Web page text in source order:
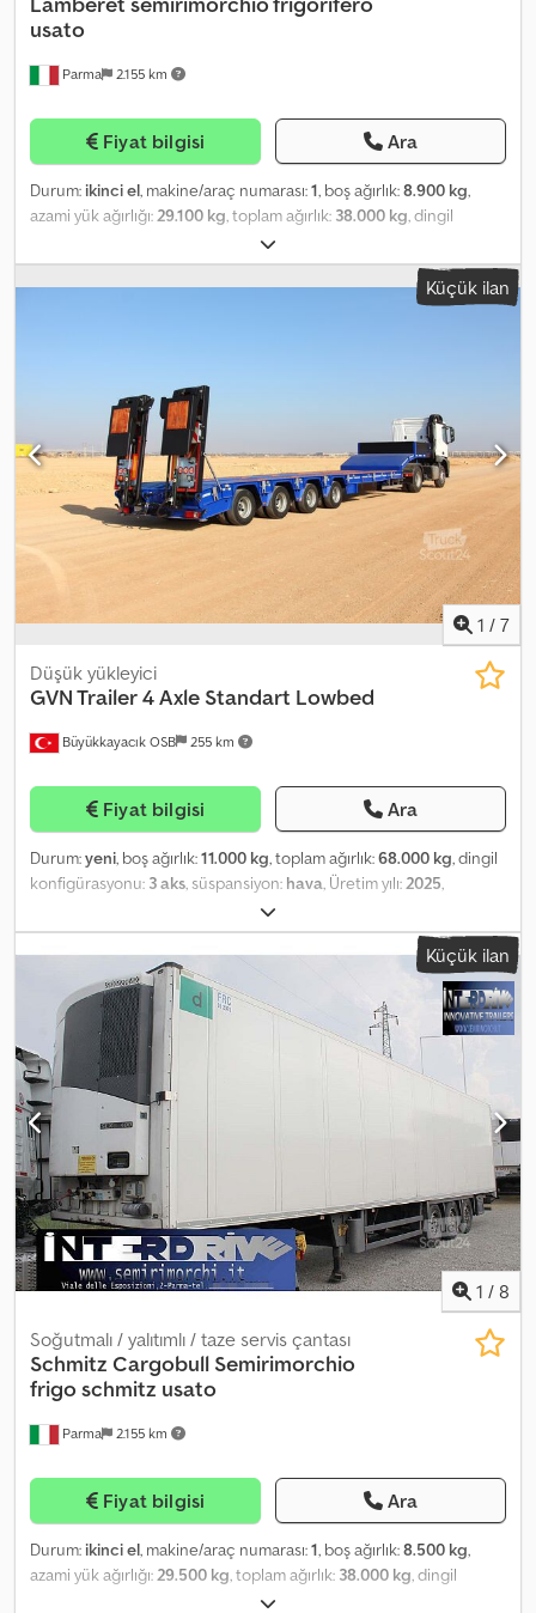
Parma 2.155 km
usato
Fiyat bilgisi Ara
Durum: ikinci el, makine/araç numarası:1, boş ağırlık:8.900 kg,
azami yük ağırlığı:29.100 kg, toplam ağırlık: 38.000 kg, dingil
, ilk tescil:09/2016
(TÜV):07/2023, yükleme alanı uzunluğu:13.650 mm, yükleme alanı
genişliği:2.470 mm, yükleme alanı yüksekliği:2.650 mm
freni a disco BPW, furgonatura isotermica Lamberet con doppia
cremagliera interna, paratia interna regolabile, portellone
posteriore avvolgibile pneumatico, pavimento in alluminio, altezza
interna 2,65 m, protezioni laterali per biciclette, gruppo frigorifero
Carrier Vector 1550 con termoregistratore e stampante,
funzionamento diesel ed elettrico, attacchi per trasporto navale,
in ottime condizioni, revisionato fino al 31/07/2023. Venduto da
concessionario Interdrive Srl - Parma. Dedpfx Aiok Df Eme Ijkr
Küçük ilan
1 / 7
Büyükkayacık OSB 255 km
Düşük yükleyici
GVN Trailer4 Axle Standart Lowbed
Fiyat bilgisi Ara
Durum:yeni, boş ağırlık:11.000 kg, toplam ağırlık:68.000 kg, dingil
konfigürasyonu: 3 aks, süspansiyon: hava, Üretim yılı:2025,
, GVN Trailer 4 Achsen Standard-Tieflader Bitte
kontaktieren Sie uns für weitere Informationen. Djdsqxbapjpfx Ai
Iokr
Küçük ilan
1 / 8
Parma 2.155 km
Soğutmalı / yalıtımlı / taze servis çantası
Schmitz Cargobull Semirimorchio
frigo schmitz usato
Fiyat bilgisi Ara
Durum: ikinci el, makine/araç numarası:1, boş ağırlık:8.500 kg,
azami yük ağırlığı:29.500 kg, toplam ağırlık: 38.000 kg, dingil
, ilk tescil:10/2014